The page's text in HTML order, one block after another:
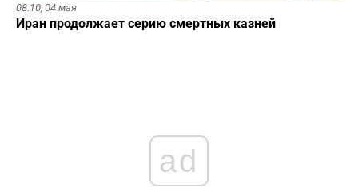
08:10, 04 мая
Иран продолжает серию смертных казней
ad